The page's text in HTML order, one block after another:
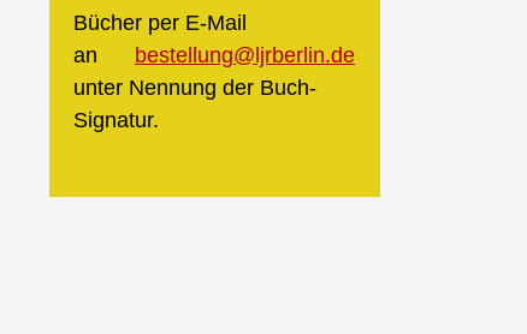
Bücher per E-Mail
an
bestellung@ljrberlin.de
unter Nennung der Buch-
Signatur.